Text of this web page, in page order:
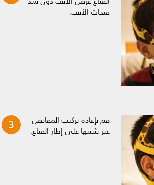
فتحات الأنف.
قم بإعادة تركيب المقابض
عبر تثبيتها على إطار القناع.